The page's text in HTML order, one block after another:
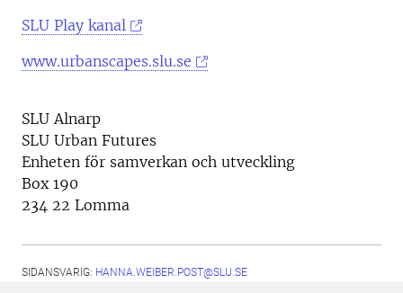
SLU Play kanal
www.urbanscapes.slu.se
SLU Alnarp
SLU Urban Futures
Enheten för samverkan och utveckling
Box 190
234 22 Lomma
SIDANSVARIG: HANNA.WEIBER.POST@SLU.SE